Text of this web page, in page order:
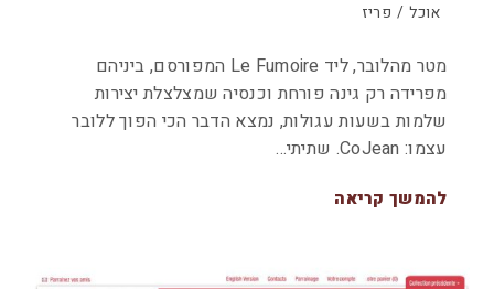
אוכל / פריז
מטר מהלובר, ליד Le Fumoire המפורסם, ביניהם
מפרידה רק גינה פורחת וכנסיה שמצלצלת יצירות
שלמות בשעות עגולות, נמצא הדבר הכי הפוך ללובר
עצמו: CoJean. שתיתי…
להמשך קריאה